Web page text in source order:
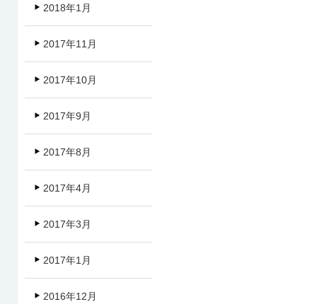
2018年1月
2017年11月
2017年10月
2017年9月
2017年8月
2017年4月
2017年3月
2017年1月
2016年12月